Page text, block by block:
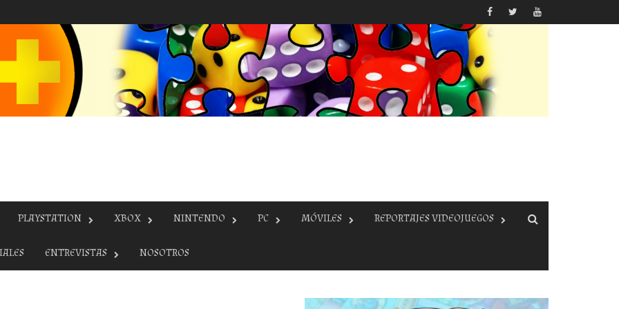
PLAYSTATION XBOX NINTENDO PC MÓVILES REPORTAJES VIDEOJUEGOS
ENTREVISTAS NOSOTROS